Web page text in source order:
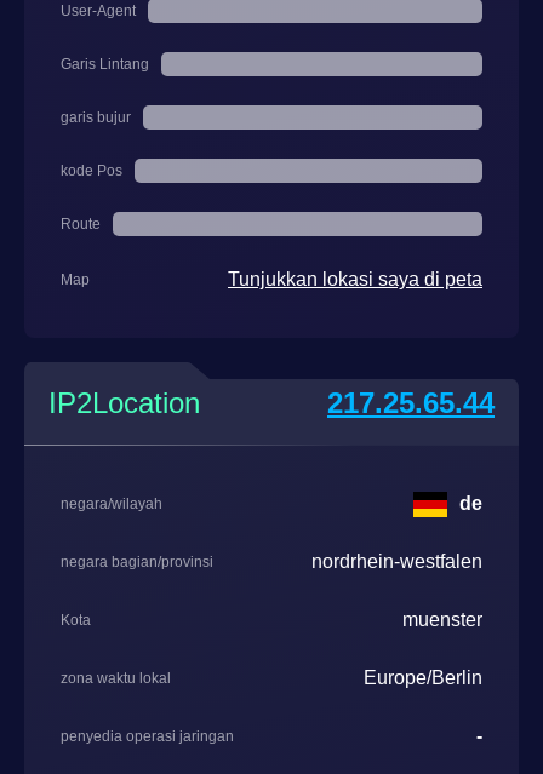
User-Agent
Garis Lintang
garis bujur
kode Pos
Route
Map Tunjukkan lokasi saya di peta
IP2Location 217.25.65.44
negara/wilayah de
negara bagian/provinsi nordrhein-westfalen
Kota muenster
zona waktu lokal Europe/Berlin
penyedia operasi jaringan -